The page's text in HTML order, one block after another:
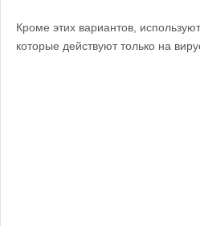
Кроме этих вариантов,
которые действуют только на